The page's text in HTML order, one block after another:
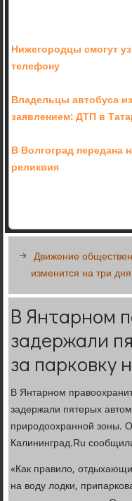
Нижегородцы смогут
телефону
Владельцы автобуса
заявлением: ДТП в
В Волгоград передана
реликвия
Движение
изменится на три дня
В Янтарном
задержали
за парковку
В Янтарном
задержали пятерых
природоохранной зоны.
Калининград.Ru
«Как правило,
на воду лодки,